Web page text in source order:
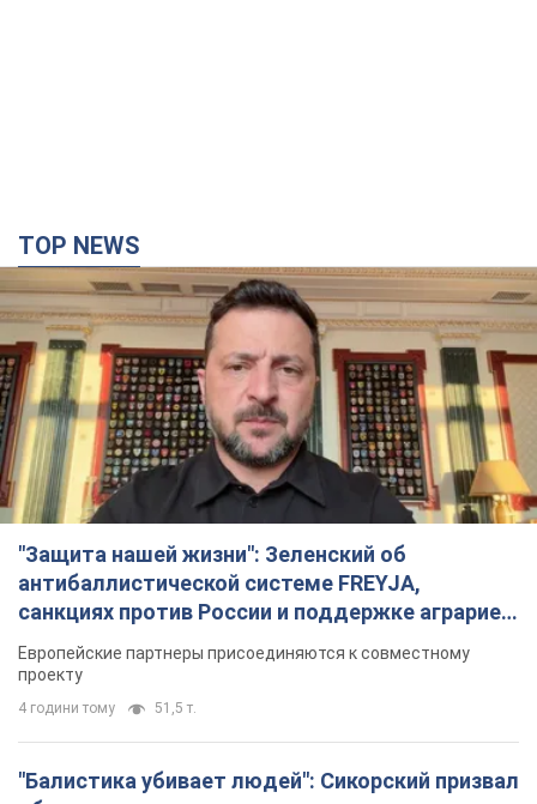
"Защита нашей жизни": Зеленский об
антибаллистической системе FREYJA,
санкциях против России и поддержке аграриев.
Видео
Европейские партнеры присоединяются к совместному
проекту
4 години тому 51,5 т.
"Балистика убивает людей": Сикорский призвал
обсудить перехват вражеских ракет над
Украиной
Украиной
Россия нанесла удар с помощью дрона по
немецкому судну в Чёрном море у Одессы: